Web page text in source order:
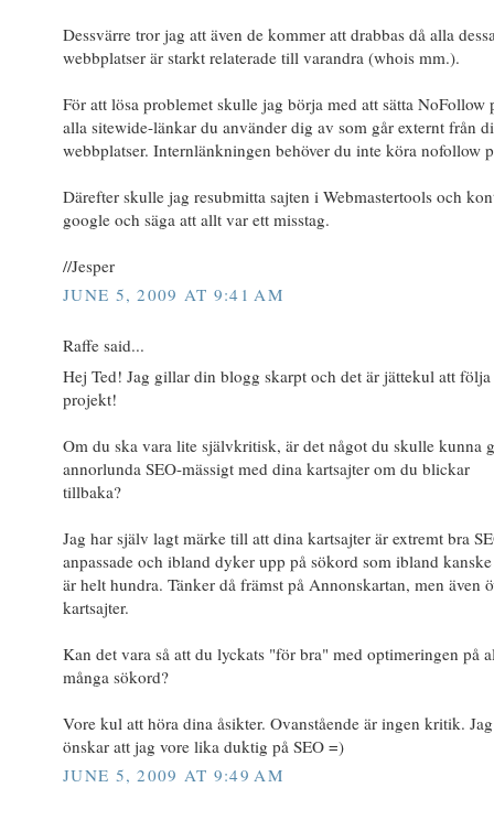
Dessvärre tror jag att även de kommer att drabbas då alla
webbplatser är starkt relaterade till varandra (whois mm.).
För att lösa problemet skulle jag börja med att sätta NoFollow
alla sitewide-länkar du använder dig av som går externt från
webbplatser. Internlänkningen behöver du inte köra nofollow
Därefter skulle jag resubmitta sajten i Webmastertools och
google och säga att allt var ett misstag.
//Jesper
JUNE 5, 2009 AT 9:41 AM
Raffe said...
Hej Ted! Jag gillar din blogg skarpt och det är jättekul att
projekt!
Om du ska vara lite självkritisk, är det något du skulle kunna
annorlunda SEO-mässigt med dina kartsajter om du blickar
tillbaka?
Jag har själv lagt märke till att dina kartsajter är extremt bra
anpassade och ibland dyker upp på sökord som ibland
är helt hundra. Tänker då främst på Annonskartan, men även
kartsajter.
Kan det vara så att du lyckats "för bra" med optimeringen på
många sökord?
Vore kul att höra dina åsikter. Ovanstående är ingen kritik. Jag
önskar att jag vore lika duktig på SEO =)
JUNE 5, 2009 AT 9:49 AM